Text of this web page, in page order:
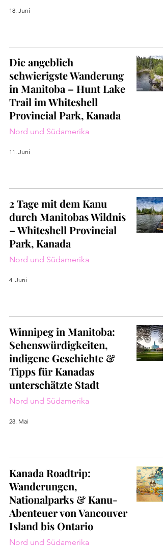
18. Juni
Die angeblich
schwierigste Wanderung
in Manitoba – Hunt Lake
Trail im Whiteshell
Provincial Park, Kanada
Nord und Südamerika
11. Juni
2 Tage mit dem Kanu
durch Manitobas Wildnis
– Whiteshell Provincial
Park, Kanada
Nord und Südamerika
4. Juni
Winnipeg in Manitoba:
Sehenswürdigkeiten,
indigene Geschichte &
Tipps für Kanadas
unterschätzte Stadt
Nord und Südamerika
28. Mai
Kanada Roadtrip:
Wanderungen,
Nationalparks & Kanu-
Abenteuer von Vancouver
Island bis Ontario
Nord und Südamerika